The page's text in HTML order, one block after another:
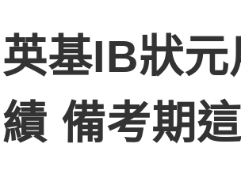
英基IB狀
績 備考期